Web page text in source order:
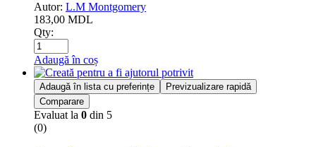
Autor: L.M Montgomery
183,00 MDL
Qty:
Adaugă în coș
Adaugă în lista cu preferințe
Previzualizare rapidă
Comparare
Evaluat la 0 din 5
(0)